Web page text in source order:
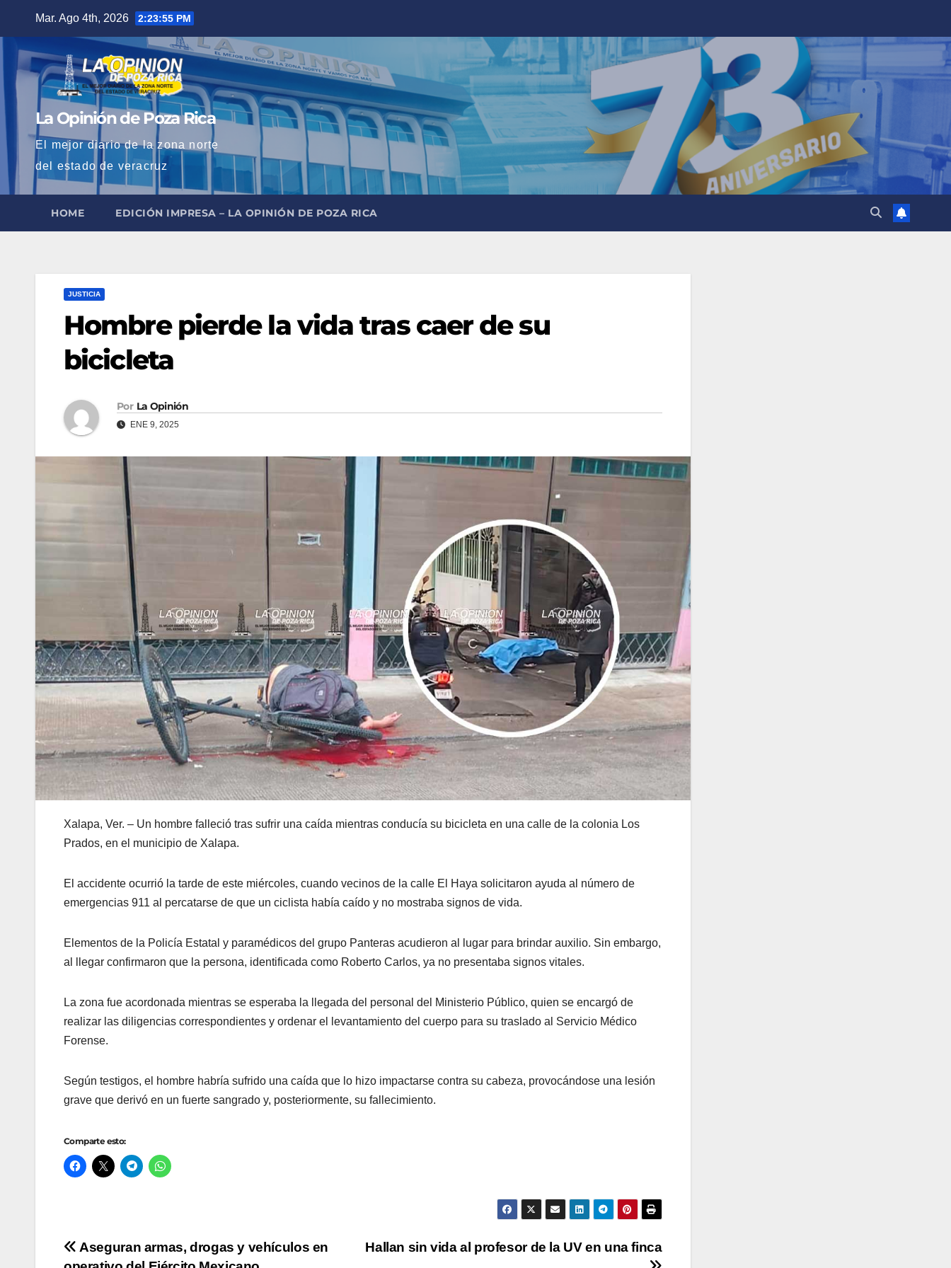
contenido
Mar. Ago 4th, 2026 2:23:56 PM
La Opinión de Poza Rica
El mejor diario de la zona norte
del estado de veracruz
HOME EDICIÓN IMPRESA – LA OPINIÓN DE POZA RICA
JUSTICIA
Hombre pierde la vida tras caer de su
bicicleta
Por La Opinión
ENE 9, 2025
Xalapa, Ver. – Un hombre falleció tras sufrir una caída mientras conducía su bicicleta en una calle de la colonia Los
Prados, en el municipio de Xalapa.
El accidente ocurrió la tarde de este miércoles, cuando vecinos de la calle El Haya solicitaron ayuda al número de
emergencias 911 al percatarse de que un ciclista había caído y no mostraba signos de vida.
Elementos de la Policía Estatal y paramédicos del grupo Panteras acudieron al lugar para brindar auxilio. Sin embargo,
al llegar confirmaron que la persona, identificada como Roberto Carlos, ya no presentaba signos vitales.
La zona fue acordonada mientras se esperaba la llegada del personal del Ministerio Público, quien se encargó de
realizar las diligencias correspondientes y ordenar el levantamiento del cuerpo para su traslado al Servicio Médico
Forense.
Según testigos, el hombre habría sufrido una caída que lo hizo impactarse contra su cabeza, provocándose una lesión
grave que derivó en un fuerte sangrado y, posteriormente, su fallecimiento.
Comparte esto:
Navegación
Hallan sin vida al profesor de la UV en una finca
Aseguran armas, drogas y vehículos en